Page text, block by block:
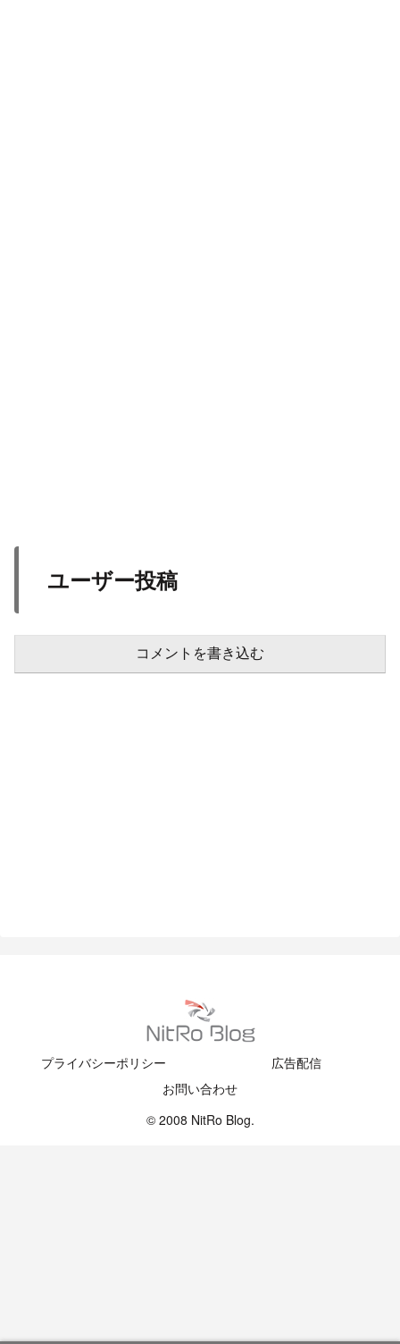
ユーザー投稿
コメントを書き込む
プライバシーポリシー
広告配信
お問い合わせ
© 2008 NitRo Blog.